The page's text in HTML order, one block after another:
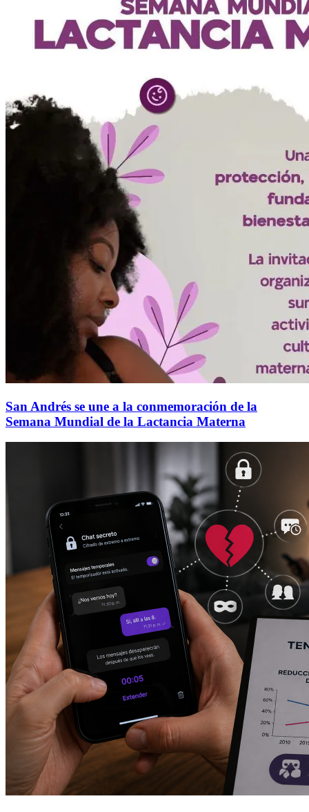
San Andrés se une a la conmemoración de la
Semana Mundial de la Lactancia Materna